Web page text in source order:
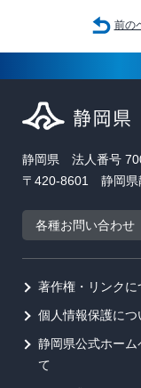
前の
静岡県 法人番号
〒420-8601 静岡県
各種お問い合わせ
著作権・リンクに
個人情報保護につ
静岡県公式ホー
て